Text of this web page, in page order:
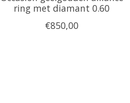
ring met diamant 0.60
€850,00